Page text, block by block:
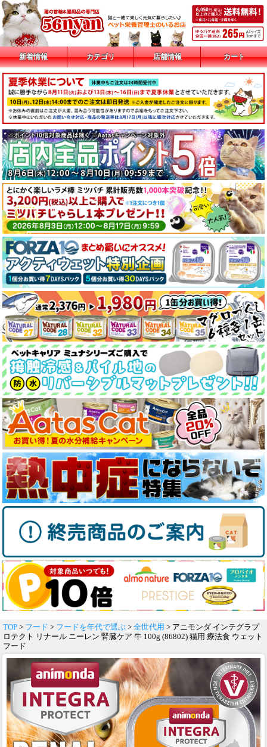
新着情報 カテゴリ 店舗情報 カート
TOP > フード > フードを年代で選ぶ > 全世代用 > アニモンダ インテグラプ
ロテクト リナール ニーレン 腎臓ケア 牛 100g (86802) 猫用 療法食 ウェット
フード